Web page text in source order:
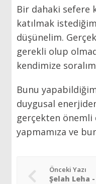
Bir dahaki sefere
katılmak
düşünelim.
gerekli olup
kendimize
Bunu
duygusal
gerçekten önemli
yapmamıza ve
Önceki Yazı
Şelah Leha